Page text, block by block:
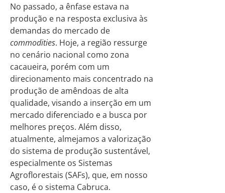
No passado, a ênfase estava na
produção e na resposta exclusiva às
demandas do mercado de
commodities. Hoje, a região ressurge
no cenário nacional como zona
cacaueira, porém com um
direcionamento mais concentrado na
produção de amêndoas de alta
qualidade, visando a inserção em um
mercado diferenciado e a busca por
melhores preços. Além disso,
atualmente, almejamos a valorização
do sistema de produção sustentável,
especialmente os Sistemas
Agroflorestais (SAFs), que, em nosso
caso, é o sistema Cabruca.